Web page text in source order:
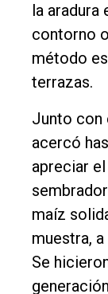
la aradura
contorno
método
terrazas.
Junto con
acercó
apreciar
maíz
muestra,
Se